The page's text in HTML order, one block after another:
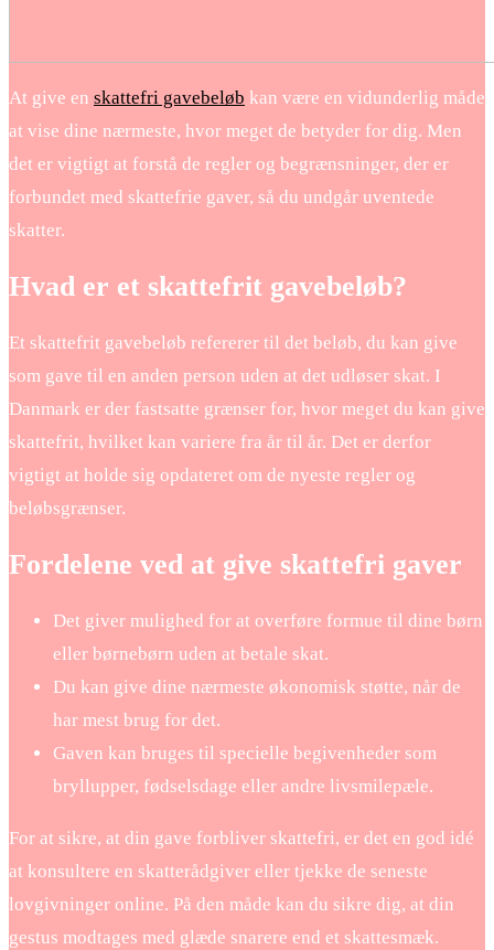
At give en skattefri gavebeløb kan være en vidunderlig måde
at vise dine nærmeste, hvor meget de betyder for dig. Men
det er vigtigt at forstå de regler og begrænsninger, der er
forbundet med skattefrie gaver, så du undgår uventede
skatter.
Hvad er et skattefrit gavebeløb?
Et skattefrit gavebeløb refererer til det beløb, du kan give
som gave til en anden person uden at det udløser skat. I
Danmark er der fastsatte grænser for, hvor meget du kan give
skattefrit, hvilket kan variere fra år til år. Det er derfor
vigtigt at holde sig opdateret om de nyeste regler og
beløbsgrænser.
Fordelene ved at give skattefri gaver
Det giver mulighed for at overføre formue til dine børn
eller børnebørn uden at betale skat.
Du kan give dine nærmeste økonomisk støtte, når de
har mest brug for det.
Gaven kan bruges til specielle begivenheder som
bryllupper, fødselsdage eller andre livsmilepæle.
For at sikre, at din gave forbliver skattefri, er det en god idé
at konsultere en skatterådgiver eller tjekke de seneste
lovgivninger online. På den måde kan du sikre dig, at din
gestus modtages med glæde snarere end et skattesmæk.